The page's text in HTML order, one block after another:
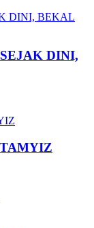
DINI,